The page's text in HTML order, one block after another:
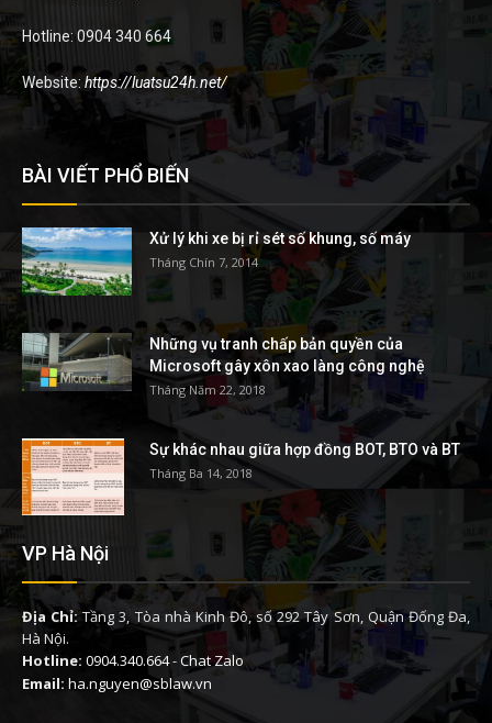
Hotline: 0904 340 664
Website: https://luatsu24h.net/
BÀI VIẾT PHỔ BIẾN
Xử lý khi xe bị rỉ sét số khung, số máy
Tháng Chín 7, 2014
Những vụ tranh chấp bản quyền của
Microsoft gây xôn xao làng công nghệ
Tháng Năm 22, 2018
Sự khác nhau giữa hợp đồng BOT, BTO và BT
Tháng Ba 14, 2018
VP Hà Nội
Địa Chỉ: Tầng 3, Tòa nhà Kinh Đô, số 292 Tây Sơn, Quận Đống Đa,
Hà Nội.
Hotline: 0904.340.664-Chat Zalo
Email: ha.nguyen@sblaw.vn